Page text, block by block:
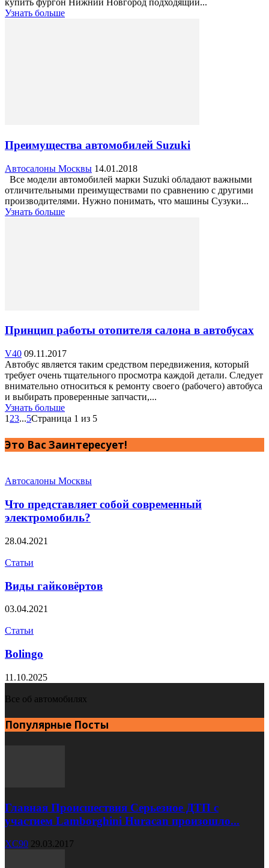
купить фургон Нижний Новгород подходящий...
Узнать больше
Преимущества автомобилей Suzuki
Автосалоны Москвы 14.01.2018
Все модели автомобилей марки Suzuki обладают важными
отличительными преимуществами по сравнению с другими
производителями. Нужно понимать, что машины Сузуки...
Узнать больше
Принцип работы отопителя салона в автобусах
V40 09.11.2017
Автобус является таким средством передвижения, который
требует очень тщательного просмотра каждой детали. Следует
внимательно относиться к ремонту своего (рабочего) автобуса
и выбирать проверенные запчасти,...
Узнать больше
1 23...5Страница 1 из 5
Это Вас Заинтересует!
Автосалоны Москвы
Что представляет собой современный
электромобиль?
28.04.2021
Статьи
Виды гайковёртов
03.04.2021
Статьи
Bolingo
11.10.2025
Все об автомобилях
Популярные Посты
Главная Происшествия Серьезное ДТП с
участием Lamborghini Huracan произошло...
XC90 29.03.2017